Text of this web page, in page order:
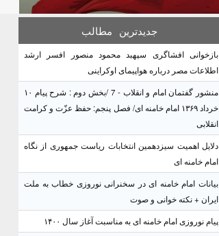
جدیدترین مطالب
بازخوانی افشاگری سپهبد محمود منصور افسر ارشد
اطلاعات مصر درباره هواپیمای اوکراینی
منشور گفتمان امام و انقلاب - 7 /بخش دوم : شرح پیام ۱۰
خرداد ۱۳۶۹ امام خامنه ای/ فصل پنجم: حفظ عزّت و کرامت
انقلابی
دلایل اهمیت سیزدهمین انتخابات ریاست جمهوری از نگاه
امام خامنه ای
بیانات امام خامنه ای در سخنرانی نوروزی خطاب به ملت
ایران + نکته خوانی و صوت
پیام نوروزی امام خامنه ای به مناسبت آغاز سال ۱۴۰۰